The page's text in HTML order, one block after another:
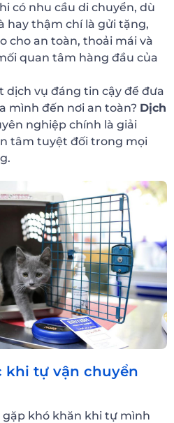
có nhu cầu di chuyển, dù
hay thậm chí là gửi tặng,
cho an toàn, thoải mái và
quan tâm hàng đầu của
vụ đáng tin cậy để đưa
mình đến nơi an toàn? Dịch
nghiệp chính là giải
tâm tuyệt đối trong mọi
khi tự vận chuyển
khó khăn khi tự mình